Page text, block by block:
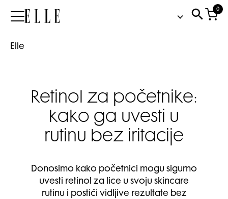
Elle
0
Elle
Retinol za početnike:
kako ga uvesti u
rutinu bez iritacije
Donosimo kako početnici mogu sigurno
uvesti retinol za lice u svoju skincare
rutinu i postići vidljive rezultate bez